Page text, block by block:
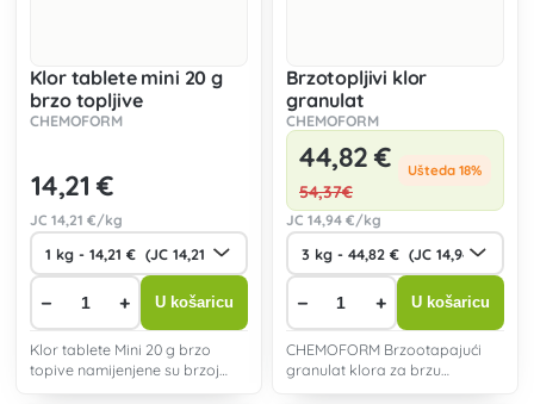
Klor tablete mini 20 g
brzo topljive
CHEMOFORM
14,21 €
JC14,21 €/kg
− + U košaricu
Klor tablete Mini 20 g brzo
topive namijenjene su brzoj
Brzotopljivi klor
granulat
CHEMOFORM
44,82 €
54,37€
Ušteda 18%
JC 14,94 €/kg
− + U košaricu
CHEMOFORM Brzootapajući
granulat klora za brzu